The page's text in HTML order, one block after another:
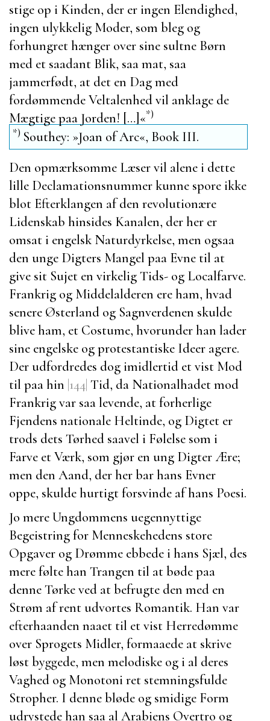
stige op i Kinden, der er ingen Elendighed,
ingen ulykkelig Moder, som bleg og
forhungret hænger over sine sultne Børn
med et saadant Blik, saa mat, saa
jammerfødt, at det en Dag med
fordømmende Veltalenhed vil anklage de
Mægtige paa Jorden! […]«*)
*) Southey: »Joan of Arc«, Book III.
Den opmærksomme Læser vil alene i dette
lille Declamationsnummer kunne spore ikke
blot Efterklangen af den revolutionære
Lidenskab hinsides Kanalen, der her er
omsat i engelsk Naturdyrkelse, men ogsaa
den unge Digters Mangel paa Evne til at
give sit Sujet en virkelig Tids- og Localfarve.
Frankrig og Middelalderen ere ham, hvad
senere Østerland og Sagnverdenen skulde
blive ham, et Costume, hvorunder han lader
sine engelske og protestantiske Ideer agere.
Der udfordredes dog imidlertid et vist Mod
til paa hin |144| Tid, da Nationalhadet mod
Frankrig var saa levende, at forherlige
Fjendens nationale Heltinde, og Digtet er
trods dets Tørhed saavel i Følelse som i
Farve et Værk, som gjør en ung Digter Ære;
men den Aand, der her bar hans Evner
oppe, skulde hurtigt forsvinde af hans Poesi.
Jo mere Ungdommens uegennyttige
Begeistring for Menneskehedens store
Opgaver og Drømme ebbede i hans Sjæl, des
mere følte han Trangen til at bøde paa
denne Tørke ved at befrugte den med en
Strøm af rent udvortes Romantik. Han var
efterhaanden naaet til et vist Herredømme
over Sprogets Midler, formaaede at skrive
løst byggede, men melodiske og i al deres
Vaghed og Monotoni ret stemningsfulde
Stropher. I denne bløde og smidige Form
udrystede han saa al Arabiens Overtro og